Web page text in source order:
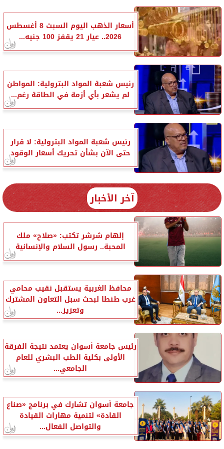
أسعار الذهب اليوم السبت 8 أغسطس
2026.. عيار 21 يقفز 100 جنيه...
رئيس شعبة المواد البترولية: المواطن
لم يشعر بأي أزمة في الطاقة رغم...
رئيس شعبة المواد البترولية: لا قرار
حتى الآن بشأن تحريك أسعار الوقود
آخر الأخبار
إلهام شرشر تكتب: «صلاح» ملك
المحبة.. رسول السلام والإنسانية
محافظ الغربية يستقبل نقيب محامي
غرب طنطا لبحث سبل التعاون المشترك
وتعزيز...
رئيس جامعة أسوان يعتمد نتيجة الفرقة
الأولى بكلية الطب البشري للعام
الجامعي...
جامعة أسوان تشارك في برنامج «صناع
القادة» لتنمية مهارات القيادة
والتواصل الفعال...